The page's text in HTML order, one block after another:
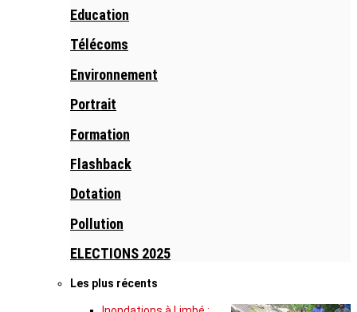
Education
Télécoms
Environnement
Portrait
Formation
Flashback
Dotation
Pollution
ELECTIONS 2025
Les plus récents